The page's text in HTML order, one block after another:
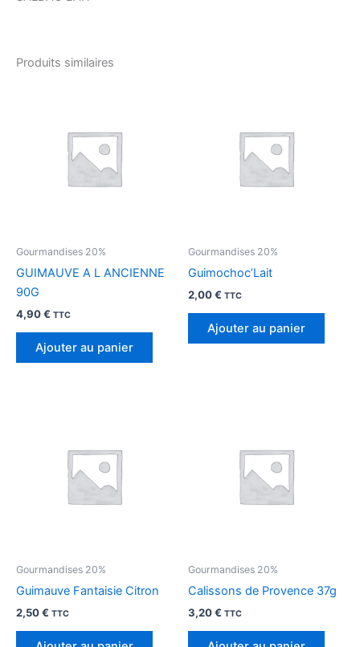
Produits similaires
Gourmandises 20%
GUIMAUVE A L ANCIENNE
90G
4,90€ TTC
Ajouter au panier
Gourmandises 20%
Guimochoc’Lait
2,00€ TTC
Ajouter au panier
Gourmandises 20%
Guimauve Fantaisie Citron
2,50€ TTC
Gourmandises 20%
Calissons de Provence 37g
3,20€ TTC